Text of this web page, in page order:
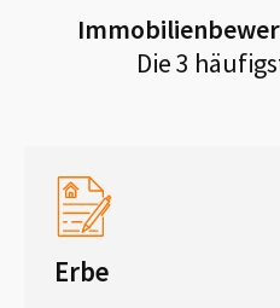
Die 3
Erbe